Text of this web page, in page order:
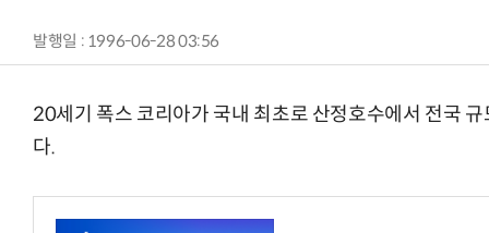
발행일 : 1996-06-28 03:56
20세기 폭스 코리아가 국내 최초로 산정호수에서 전국
다.